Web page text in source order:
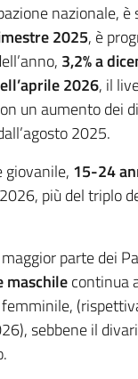
nazionale, è
2025, è
3,2% a
2026, il
un aumento dei
2025.
giovanile, 15-24
più del triplo
parte dei
maschilecontinua
sebbene il